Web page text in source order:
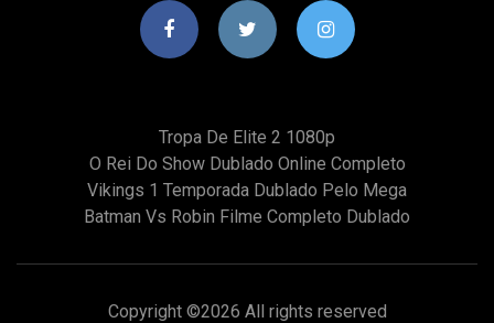
Tropa De Elite 2 1080p
O Rei Do Show Dublado Online Completo
Vikings 1 Temporada Dublado Pelo Mega
Batman Vs Robin Filme Completo Dublado
Copyright ©2026 All rights reserved